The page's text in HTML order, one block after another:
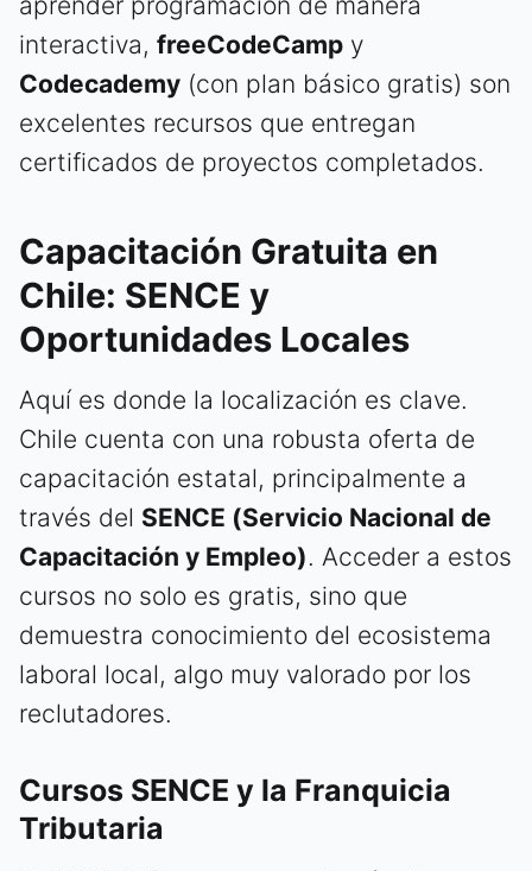
interactiva, freeCodeCamp y
Codecademy (con plan básico gratis) son
excelentes recursos que entregan
certificados de proyectos completados.
Capacitación Gratuita en
Chile: SENCE y
Oportunidades Locales
Aquí es donde la localización es clave.
Chile cuenta con una robusta oferta de
capacitación estatal, principalmente a
través del SENCE (Servicio Nacional de
Capacitación y Empleo). Acceder a estos
cursos no solo es gratis, sino que
demuestra conocimiento del ecosistema
laboral local, algo muy valorado por los
reclutadores.
Cursos SENCE y la Franquicia
Tributaria